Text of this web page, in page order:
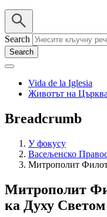
Search
Vida de la Iglesia
Животът на
Breadcrumb
У фокусу
Васељенско
Митрополит
Митрополит
ка Духу Светом